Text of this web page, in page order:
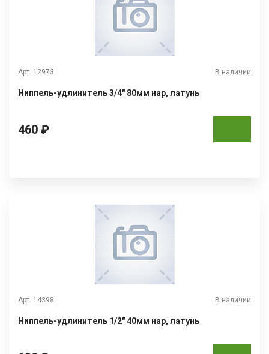
Арт. 12973 В наличии
Ниппель-удлинитель 3/4" 80мм нар, латунь
460 ₽
Арт. 14398 В наличии
Ниппель-удлинитель 1/2" 40мм нар, латунь